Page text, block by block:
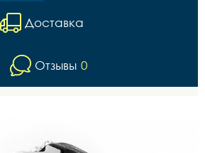
Доставка
Отзывы 0